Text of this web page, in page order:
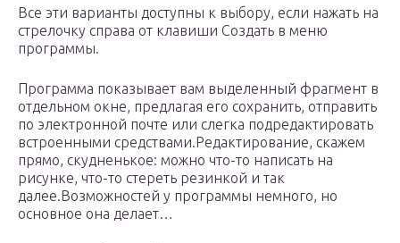
Все эти варианты доступны к выбору, если нажать на
стрелочку справа от клавиши Создать в меню
программы.
Программа показывает вам выделенный фрагмент в
отдельном окне, предлагая его сохранить, отправить
по электронной почте или слегка подредактировать
встроенными средствами.Редактирование, скажем
прямо, скудненькое: можно что-то написать на
рисунке, что-то стереть резинкой и так
далее.Возможностей у программы немного, но
основное она делает…